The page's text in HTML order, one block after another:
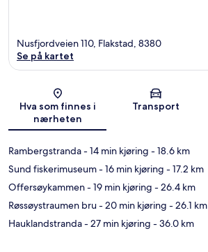
Kart
Nusfjordveien 110, Flakstad, 8380
Se på kartet
Hva som finnes i
nærheten
Transport
Rambergstranda- 14 min kjøring - 18.6 km
Sund fiskerimuseum- 16 min kjøring - 17.2 km
Offersøykammen- 19 min kjøring - 26.4 km
Røssøystraumen bru- 20 min kjøring - 26.1 km
Hauklandstranda- 27 min kjøring - 36.0 km